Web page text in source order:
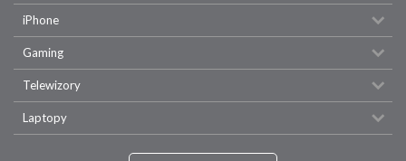
iPhone
Gaming
Telewizory
Laptopy